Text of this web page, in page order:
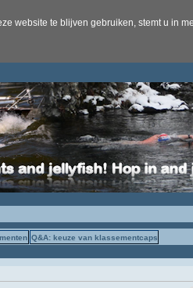
website te blijven gebruiken, stemt u in
Q&A: keuze van klassementcaps